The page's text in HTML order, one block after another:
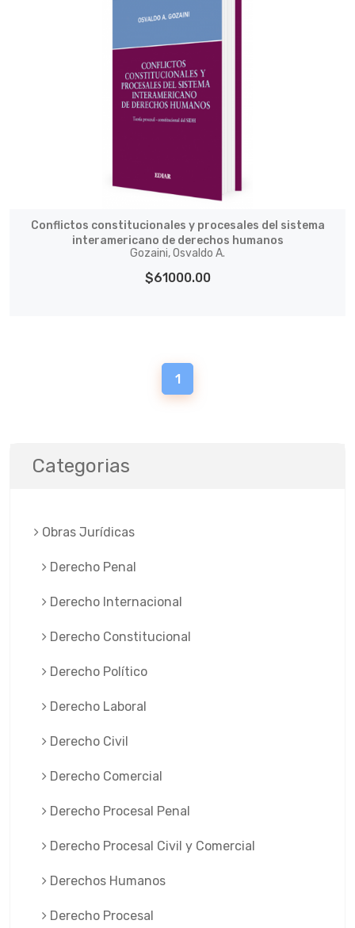
Conflictos constitucionales y procesales del sistema
interamericano de derechos humanos
Gozaini, Osvaldo A.
$61000.00
1
Categorias
Obras Jurí­dicas
Derecho Penal
Derecho Internacional
Derecho Constitucional
Derecho Político
Derecho Laboral
Derecho Civil
Derecho Comercial
Derecho Procesal Penal
Derecho Procesal Civil y Comercial
Derechos Humanos
Derecho Procesal